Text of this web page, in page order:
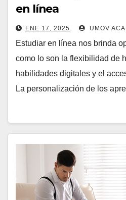
en línea
ENE 17, 2025 UMOV
Estudiar en línea nos brinda
como lo son la flexibilidad de
habilidades digitales y el
La personalización de los